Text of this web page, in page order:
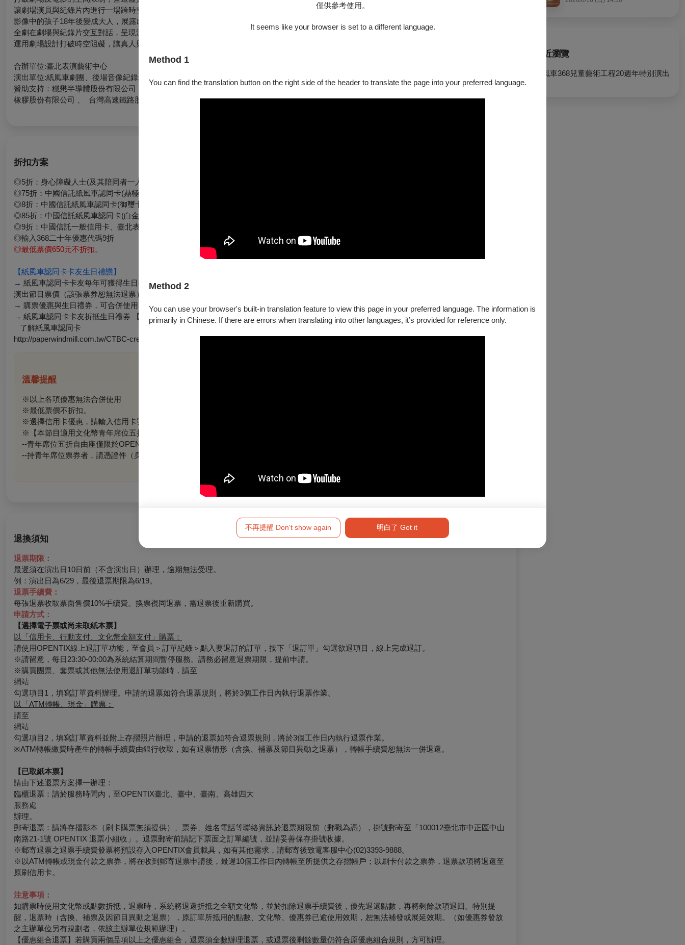
僅供參考使用。
It seems like your browser is set to a different language.
Method 1
You can find the translation button on the right side of the header to translate the page into your preferred language.
Method 2
You can use your browser's built-in translation feature to view this page in your preferred language. The information is
primarily in Chinese. If there are errors when translating into other languages, it’s provided for reference only.
不再提醒 Don't show again 明白了 Got it
讓劇場演員與紀錄片內進行一場跨時空的對話，
影像中的孩子18年後變成大人，展露出藝術浸潤的創意與美學。
全劇在劇場與紀錄片交互對話，呈現流動的時間藝術；
運用劇場設計打破時空阻礙，讓真人與紀錄片碰撞出新的幸福感。
合辦單位:臺北表演藝術中心
演出單位:紙風車劇團、後場音像紀錄工作室有限公司
贊助支持：穩懋半導體股份有限公司 、 昇恆昌免稅商店 、鎰勝工業股份有限公司 、 東方超捷國際物流股份有限公司 、 致茂文教基金會、 宜勝
橡膠股份有限公司 、 台灣高速鐵路股份有限公司 、 健康益友股份有限公司 、 臺灣證券交易所 、 兆豐銀行文教基金會 、 第一銀行
折扣方案
◎5折：身心障礙人士(及其陪同者一人)、敬老票(入場時應出示相關證件)、青年席位5折自由座、請憑證件（身分證或健保卡）入場
◎75折：中國信託紙風車認同卡(鼎極卡)
◎8折：中國信託紙風車認同卡(御璽卡)、紙風車之友、幸福風車卡、英勇騎士卡、團購50張以上
◎85折：中國信託紙風車認同卡(白金卡)、臺北表演藝術中心會員─成癮玩家／團隊玩家、團購20張以上
◎9折：中國信託一般信用卡、臺北表演藝術中心會員─新手玩家、團購10張以上
◎輸入368二十年優惠代碼9折
◎最低票價650元不折扣。
【紙風車認同卡卡友生日禮讚】
→ 紙風車認同卡卡友每年可獲得生日禮券200元一張或生日簡訊序號一組，憑此禮券或簡訊序號並刷紙風車認同卡購票，可折抵紙風車劇團主辦之
演出節目票價（該張票券恕無法退票）。
→ 購票優惠與生日禮券，可合併使用，一張票券限抵200元，不找零。
→ 紙風車認同卡卡友折抵生日禮券 【購票請洽-紙風車劇團 02-2392-6170】
了解紙風車認同卡
http://paperwindmill.com.tw/CTBC-credit-card/index.html
溫馨提醒
※以上各項優惠無法合併使用
※最低票價不折扣。
※選擇信用卡優惠，請輸入信用卡號碼完成付款，勿使用行動支付。
※【本節目適用文化幣青年席位五折自由座優惠，提供之場次將顯示專屬折扣方案】
--青年席位五折自由座僅限於OPENTIX網站與App使用100點以上文化幣支付，席次有限，售完為止。
--持青年席位票券者，請憑證件（身分證或健保卡）入場
退換須知
退票期限：
最遲須在演出日10日前（不含演出日）辦理，逾期無法受理。
例：演出日為6/29，最後退票期限為6/19。
退票手續費：
每張退票收取票面售價10%手續費。換票視同退票，需退票後重新購買。
申請方式：
【選擇電子票或尚未取紙本票】
以「信用卡、行動支付、文化幣全額支付」購票：
請使用OPENTIX線上退訂單功能，至會員＞訂單紀錄＞點入要退訂的訂單，按下「退訂單」勾選欲退項目，線上完成退訂。
※請留意，每日23:30-00:00為系統結算期間暫停服務。請務必留意退票期限，提前申請。
※購買團票、套票或其他無法使用退訂單功能時，請至
網站
勾選項目1，填寫訂單資料辦理。申請的退票如符合退票規則，將於3個工作日內執行退票作業。
以「ATM轉帳、現金」購票：
請至
網站
勾選項目2，填寫訂單資料並附上存摺照片辦理，申請的退票如符合退票規則，將於3個工作日內執行退票作業。
※ATM轉帳繳費時產生的轉帳手續費由銀行收取，如有退票情形（含換、補票及節目異動之退票），轉帳手續費恕無法一併退還。
【已取紙本票】
請由下述退票方案擇一辦理：
臨櫃退票：請於服務時間內，至OPENTIX臺北、臺中、臺南、高雄四大
服務處
辦理。
郵寄退票：請將存摺影本（刷卡購票無須提供）、票券、姓名電話等聯絡資訊於退票期限前（郵戳為憑），掛號郵寄至「100012臺北市中正區中山
南路21-1號 OPENTIX 退票小組收」。退票郵寄前請記下票面之訂單編號，並請妥善保存掛號收據。
※郵寄退票之退票手續費發票將預設存入OPENTIX會員載具，如有其他需求，請郵寄後致電客服中心(02)3393-9888。
※以ATM轉帳或現金付款之票券，將在收到郵寄退票申請後，最遲10個工作日內轉帳至所提供之存摺帳戶；以刷卡付款之票券，退票款項將退還至
原刷信用卡。
注意事項：
如購票時使用文化幣或點數折抵，退票時，系統將退還折抵之全額文化幣，並於扣除退票手續費後，優先退還點數，再將剩餘款項退回。特別提
醒，退票時（含換、補票及因節目異動之退票），原訂單所抵用的點數、文化幣、優惠券已逾使用效期，恕無法補發或展延效期。（如優惠券發放
之主辦單位另有規劃者，依該主辦單位規範辦理）。
【優惠組合退票】若購買兩個品項以上之優惠組合，退票須全數辦理退票，或退票後剩餘數量仍符合原優惠組合規則，方可辦理。
最近瀏覽
紙風車368兒童藝術工程20週年特別演出